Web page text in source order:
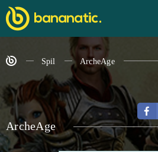
Spil ArcheAge
ArcheAge